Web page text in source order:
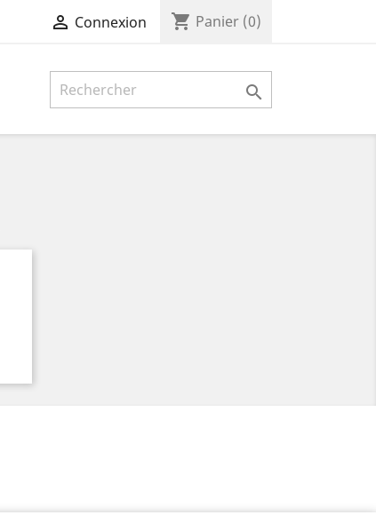
 Connexion shopping_cart Panier (0)
